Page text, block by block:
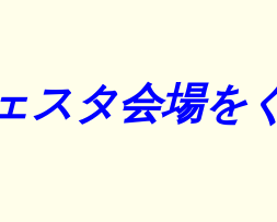
スタ会場を